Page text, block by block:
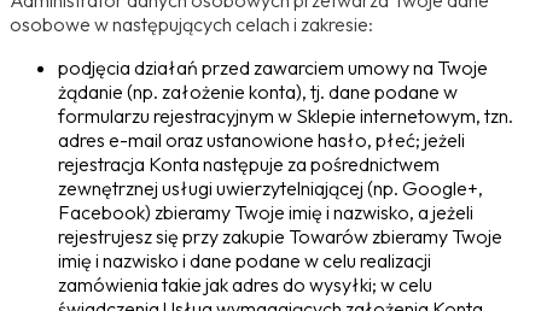
osobowe w następujących celach i zakresie:
podjęcia działań przed zawarciem umowy na Twoje
żądanie (np. założenie konta), tj. dane podane w
formularzu rejestracyjnym w Sklepie internetowym, tzn.
adres e-mail oraz ustanowione hasło, płeć; jeżeli
rejestracja Konta następuje za pośrednictwem
zewnętrznej usługi uwierzytelniającej (np. Google+,
Facebook) zbieramy Twoje imię i nazwisko, a jeżeli
rejestrujesz się przy zakupie Towarów zbieramy Twoje
imię i nazwisko i dane podane w celu realizacji
zamówienia takie jak adres do wysyłki; w celu